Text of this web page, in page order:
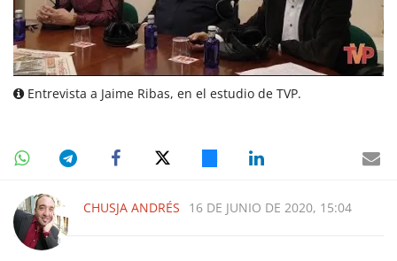
Entrevista a Jaime Ribas, en el estudio de TVP.
CHUSJA ANDRÉS 16 DE JUNIO DE 2020, 15:04